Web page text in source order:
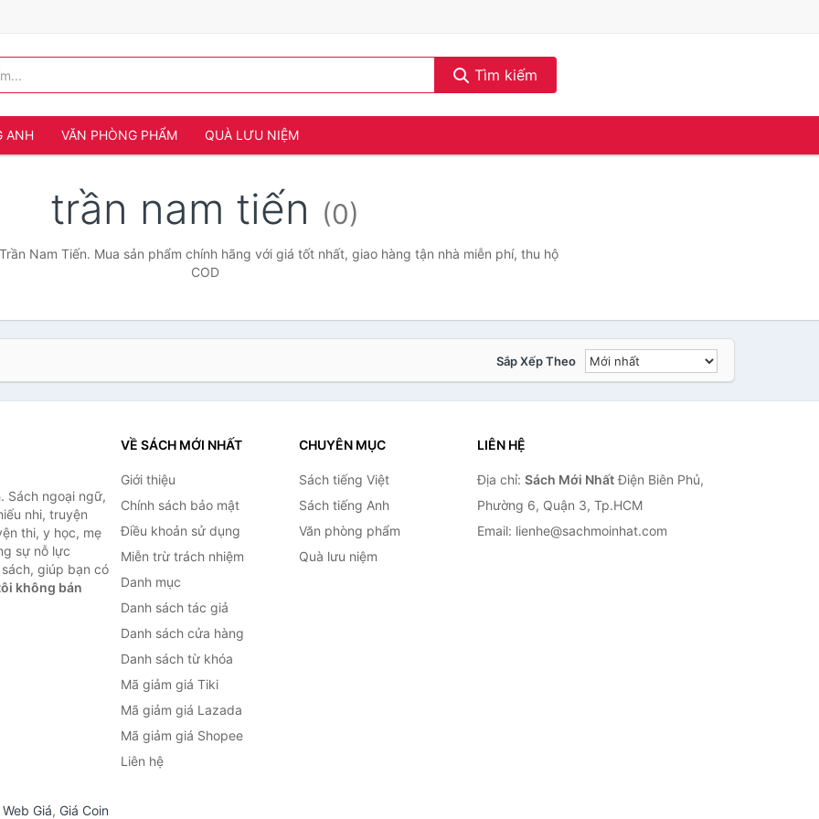
Tìm kiếm
ANH VĂN PHÒNG PHẨM QUÀ LƯU NIỆM
trần nam tiến (0)
Nam Tiến. Mua sản phẩm chính hãng với giá tốt nhất, giao hàng tận nhà miễn phí, thu hộ
COD
Sắp Xếp Theo
Sách ngoại ngữ,
nhi, truyện
thi, y học, mẹ
sự nỗ lực
giúp bạn có
không bán
VỀ SÁCH MỚI NHẤT
Giới thiệu
Chính sách bảo mật
Điều khoản sử dụng
Miễn trừ trách nhiệm
Danh mục
Danh sách tác giả
Danh sách cửa hàng
Danh sách từ khóa
Mã giảm giá Tiki
Mã giảm giá Lazada
Mã giảm giá Shopee
Liên hệ
CHUYÊN MỤC
Sách tiếng Việt
Sách tiếng Anh
Văn phòng phẩm
Quà lưu niệm
LIÊN HỆ
Địa chỉ: Sách Mới NhấtĐiện Biên Phủ,
Phường 6, Quận 3, Tp.HCM
Email: lienhe@sachmoinhat.com
Web Giá, Giá Coin